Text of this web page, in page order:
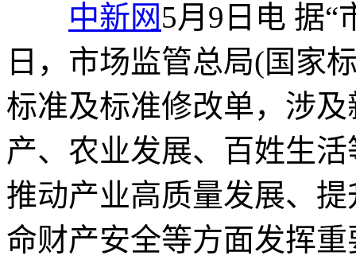
中新网5月9日电 据“
日，市场监管总局(国家
标准及标准修改单，涉
产、农业发展、百姓生
推动产业高质量发展、
命财产安全等方面发挥